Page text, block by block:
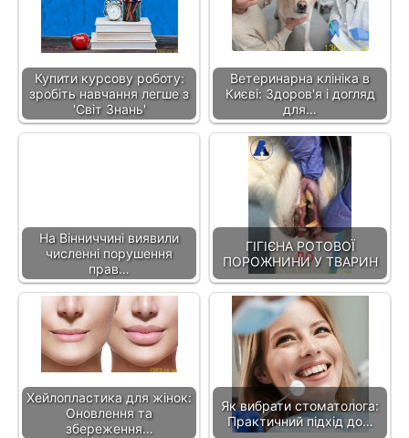
Купити курсову роботу:
зробіть навчання легше з
'Світ Знань'
Ветеринарна клініка в
Києві: Здоров'я і догляд
для…
На Вінниччині виявили
численні порушення
прав…
ГІГІЄНА РОТОВОЇ
ПОРОЖНИНИ У ТВАРИН
Хейлопластика для жінок:
Оновлення та
збереження…
Як вибрати стоматолога:
Практичний підхід до…